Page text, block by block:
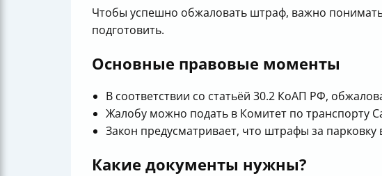
Чтобы успешно обжаловать штраф, важно
подготовить.
Основные правовые моменты
В соответствии со статьёй 30.2 КоАП РФ,
Жалобу можно подать в Комитет по транспорту
Закон предусматривает, что штрафы за парковку
Какие документы нужны?